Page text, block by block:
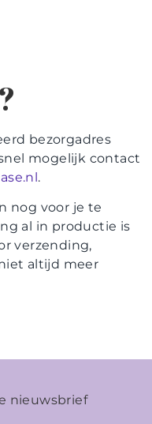
bezorgadres
mogelijk contact
.
nog voor je te
al in productie is
verzending,
altijd meer
nieuwsbrief